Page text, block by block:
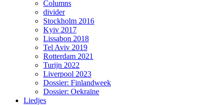
Columns
divider
Stockholm 2016
Kyiv 2017
Lissabon 2018
Tel Aviv 2019
Rotterdam 2021
Turijn 2022
Liverpool 2023
Dossier: Finlandweek
Dossier: Oekraïne
Liedjes